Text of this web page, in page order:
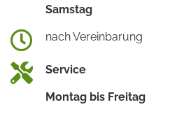
Samstag
nach Vereinbarung
Service
Montag bis Freitag